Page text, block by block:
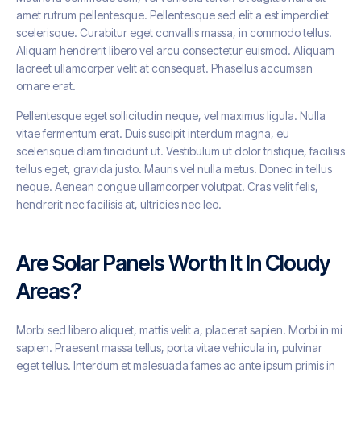
amet rutrum pellentesque. Pellentesque sed elit a est imperdiet
scelerisque. Curabitur eget convallis massa, in commodo tellus.
Aliquam hendrerit libero vel arcu consectetur euismod. Aliquam
laoreet ullamcorper velit at consequat. Phasellus accumsan
ornare erat.
Pellentesque eget sollicitudin neque, vel maximus ligula. Nulla
vitae fermentum erat. Duis suscipit interdum magna, eu
scelerisque diam tincidunt ut. Vestibulum ut dolor tristique, facilisis
tellus eget, gravida justo. Mauris vel nulla metus. Donec in tellus
neque. Aenean congue ullamcorper volutpat. Cras velit felis,
hendrerit nec facilisis at, ultricies nec leo.
Are Solar Panels Worth It In Cloudy
Areas?
Morbi sed libero aliquet, mattis velit a, placerat sapien. Morbi in mi
sapien. Praesent massa tellus, porta vitae vehicula in, pulvinar
eget tellus. Interdum et malesuada fames ac ante ipsum primis in